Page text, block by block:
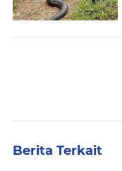
Berita Terkait